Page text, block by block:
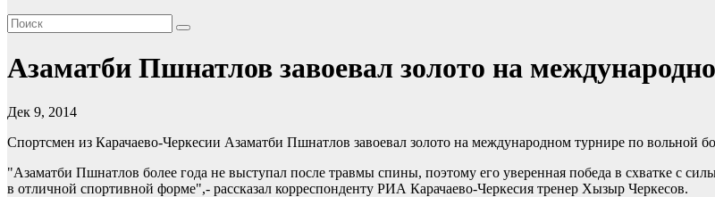
Азаматби Пшнатлов завоевал золото на
Дек 9, 2014
Спортсмен из Карачаево-Черкесии Азаматби Пшнатлов завоевал золото на международном турнире по вольной
"Азаматби Пшнатлов более года не выступал после травмы спины, поэтому его уверенная победа в схватке с
в отличной спортивной форме",- рассказал корреспонденту РИА Карачаево-Черкесия тренер Хызыр Черкесов.